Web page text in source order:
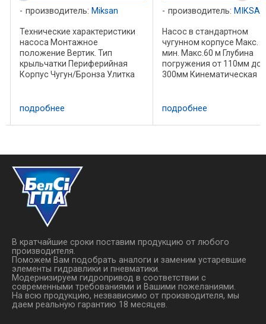
производитель: Miksan
Технические характеристики
насоса Монтажное
положение Вертик. Тип
крыльчатки Периферийная
Корпус Чугун/Бронза Улитка
нержавеющая сталь
Механическое уплотнение -
подробнее
производитель: MIKSAN
Насос в стандартном
чугунном корпусе Mакс.
мин. Mакс.60 м Глубина
погружения от 110мм до
300мм Кинематическая
Применяется для
охлаждающих
подробнее
В кратчайшие сроки поставим продукцию от любого
производителя.
Поможем Вам подобрать аналоги и заменим устаревшие
элементы гидравлики и пневматики.
Модернизируем гидропривод в соответствии с
современными требованиями и Вашими пожеланиями.
На всю продукцию, незвависимо от производителя, мы
даем реальную гарантию 18 месяцев.